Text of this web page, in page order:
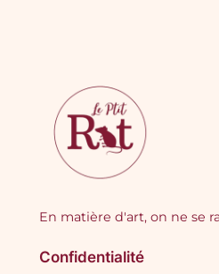
En matière d'art, on ne se
Confidentialité